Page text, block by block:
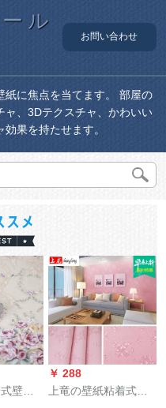
ル
お問い合わせ
紙に焦点を当てます。 部屋の
ャ、3Dテクスチャ、かわいい
果を持たせます。
壁紙
￥ 288
上竜の壁紙粘着式大